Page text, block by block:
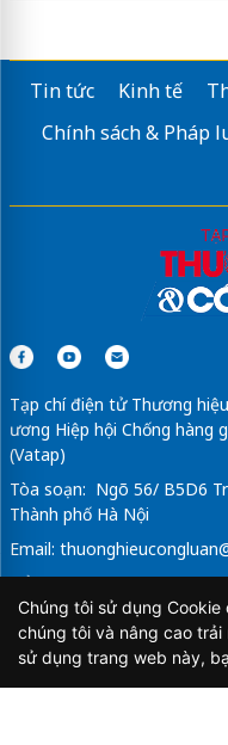
Tin tức Kinh tế
Chính sách & Pháp
Tạp chí điện tử Thương
ương Hiệp hội Chống hàng
(Vatap)
Tòa soạn: Ngõ 56/ B5D6
Thành phố Hà Nội
Email:
Tổng Biên Tập: Vũ Đức
Giấy phép hoạt động báo
Thông tin và Truyền thông
Chúng tôi sử dụng
chúng tôi và nâng cao
sử dụng trang web này,